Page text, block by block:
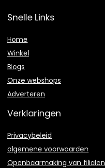
Snelle Links
Home
Winkel
Blogs
Onze webshops
Adverteren
Verklaringen
Privacybeleid
algemene voorwaarden
Openbaarmaking van filialen